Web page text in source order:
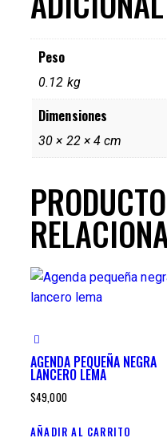
Peso
0.12 kg
Dimensiones
30 × 22 × 4 cm
AGENDA PEQUEÑA NEGRA
LANCERO LEMA
$49,000
AÑADIR AL CARRITO